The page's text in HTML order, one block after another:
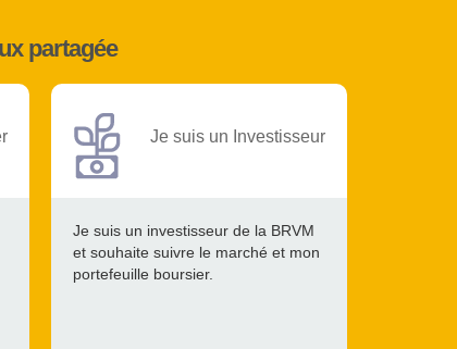
partagée
Je suis un Investisseur
Je suis un investisseur de la BRVM
et souhaite suivre le marché et mon
portefeuille boursier.